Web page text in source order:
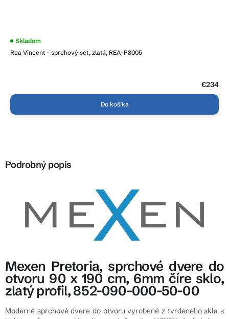
Rea Vincent - sprchový set, zlatá, REA-P8005
Skladom
€234
Do košíka
Podrobný popis
Mexen Pretoria, sprchové dvere do
otvoru 90 x 190 cm, 6mm číre sklo,
zlatý profil, 852-090-000-50-00
Moderné sprchové dvere do otvoru vyrobené z tvrdeného skla s